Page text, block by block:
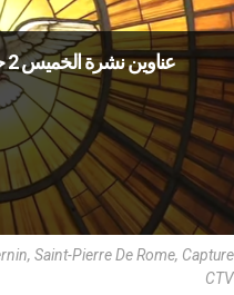
Saint-Pierre De Rome, Capture
CTV